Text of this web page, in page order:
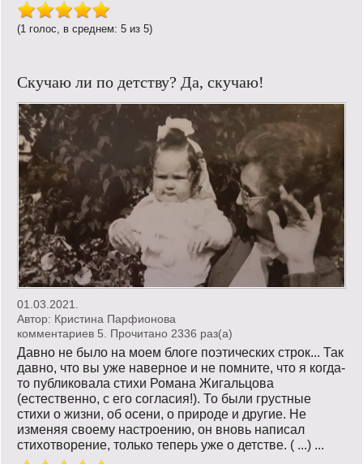
(1 голос, в среднем: 5 из 5)
Скучаю ли по детству? Да, скучаю!
01.03.2021.
Автор: Кристина Парфионова
комментариев 5. Прочитано 2336 раз(a)
Давно не было на моем блоге поэтических строк... Так
давно, что вы уже наверное и не помните, что я когда-
то публиковала стихи Романа Жигальцова
(естественно, с его согласия!). То были грустные
стихи о жизни, об осени, о природе и другие. Не
изменяя своему настроению, он вновь написал
стихотворение, только теперь уже о детстве. ( ...) ...